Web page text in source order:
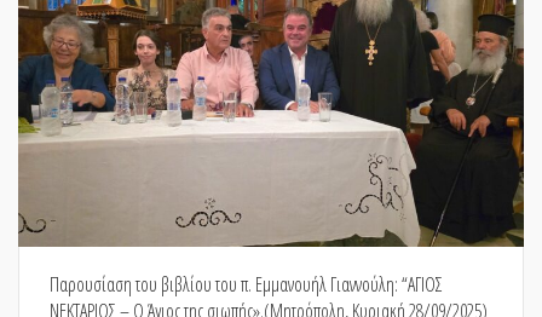
Παρουσίαση του βιβλίου του π. Εμμανουήλ Γιαννούλη: “ΑΓΙΟΣ
ΝΕΚΤΑΡΙΟΣ – Ο Άγιος της σιωπής».(Μητρόπολη, Κυριακή 28/09/2025)